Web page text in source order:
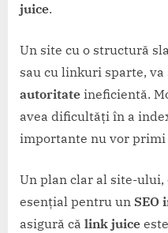
juice.
Un site cu o structură
sau cu linkuri sparte, va
autoritate ineficientă.
avea dificultăți în a
importante nu vor
Un plan clar al site-ului,
esențial pentru un SEO
asigură că link juice